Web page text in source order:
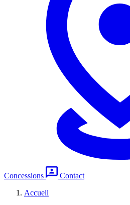
Concessions
Contact
Accueil